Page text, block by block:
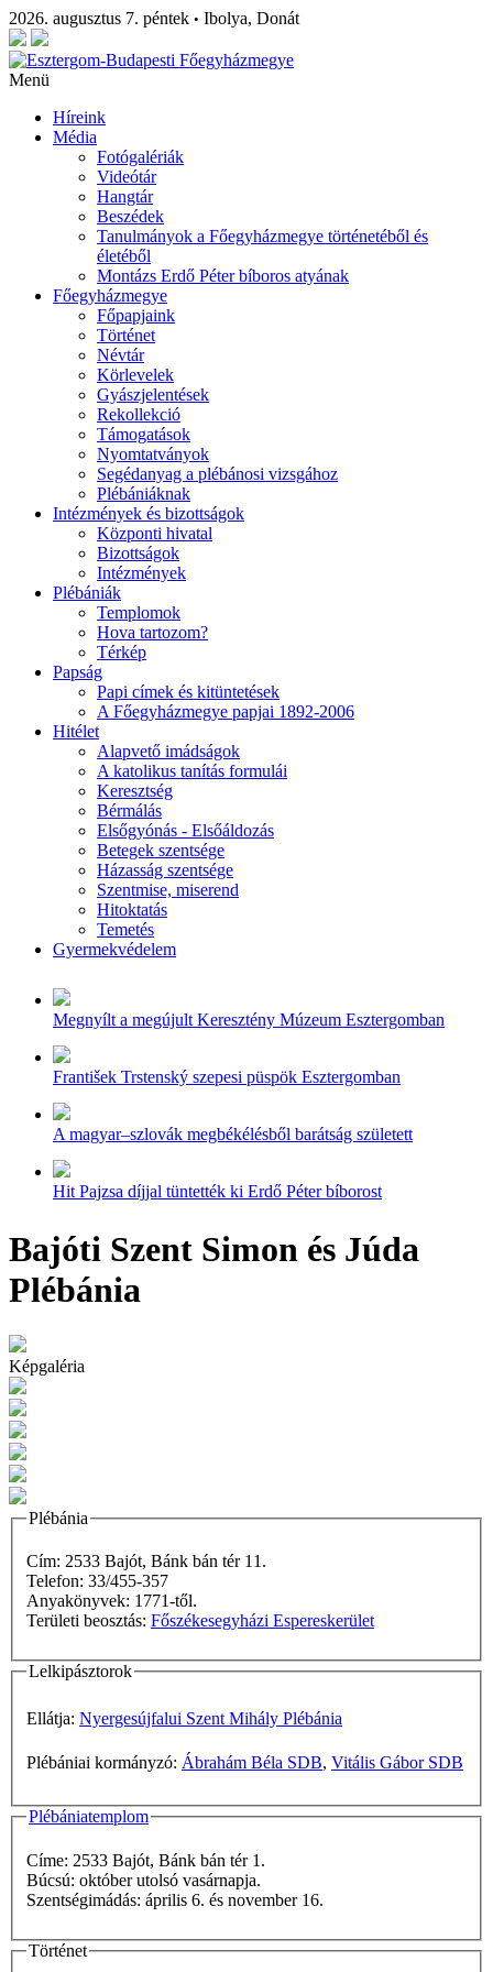
2026. augusztus 7. péntek • Ibolya, Donát
Menü
Híreink
Média
Fotógalériák
Videótár
Hangtár
Beszédek
Tanulmányok a Főegyházmegye történetéből és
életéből
Montázs Erdő Péter bíboros atyának
Főegyházmegye
Főpapjaink
Történet
Névtár
Körlevelek
Gyászjelentések
Rekollekció
Támogatások
Nyomtatványok
Segédanyag a plébánosi vizsgához
Plébániáknak
Intézmények és bizottságok
Központi hivatal
Bizottságok
Intézmények
Plébániák
Templomok
Hova tartozom?
Térkép
Papság
Papi címek és kitüntetések
A Főegyházmegye papjai 1892-2006
Hitélet
Alapvető imádságok
A katolikus tanítás formulái
Keresztség
Bérmálás
Elsőgyónás - Elsőáldozás
Betegek szentsége
Házasság szentsége
Szentmise, miserend
Hitoktatás
Temetés
Gyermekvédelem
Megnyílt a megújult Keresztény Múzeum Esztergomban
František Trstenský szepesi püspök Esztergomban
A magyar–szlovák megbékélésből barátság született
Hit Pajzsa díjjal tüntették ki Erdő Péter bíborost
Bajóti Szent Simon és Júda
Plébánia
Képgaléria
Plébánia
Cím: 2533 Bajót, Bánk bán tér 11.
Telefon: 33/455-357
Anyakönyvek: 1771-től.
Területi beosztás: Főszékesegyházi Espereskerület
Lelkipásztorok
Ellátja: Nyergesújfalui Szent Mihály Plébánia
Plébániai kormányzó: Ábrahám Béla SDB, Vitális Gábor SDB
Plébániatemplom
Címe: 2533 Bajót, Bánk bán tér 1.
Búcsú: október utolsó vasárnapja.
Szentségimádás: április 6. és november 16.
Történet